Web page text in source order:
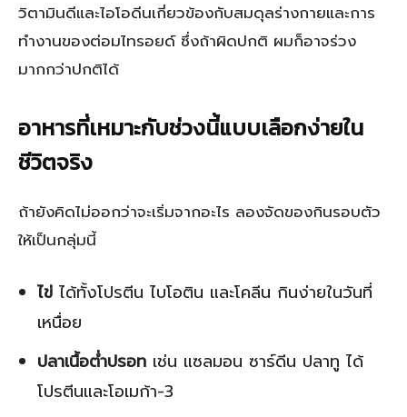
วิตามินดีและไอโอดีนเกี่ยวข้องกับสมดุลร่างกายและการ
ทำงานของต่อมไทรอยด์ ซึ่งถ้าผิดปกติ ผมก็อาจร่วง
มากกว่าปกติได้
อาหารที่เหมาะกับช่วงนี้แบบเลือกง่ายใน
ชีวิตจริง
ถ้ายังคิดไม่ออกว่าจะเริ่มจากอะไร ลองจัดของกินรอบตัว
ให้เป็นกลุ่มนี้
ไข่ ได้ทั้งโปรตีน ไบโอติน และโคลีน กินง่ายในวันที่
เหนื่อย
ปลาเนื้อต่ำปรอท เช่น แซลมอน ซาร์ดีน ปลาทู ได้
โปรตีนและโอเมก้า-3